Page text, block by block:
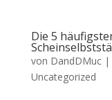
Die 5
von DandDMuc|
Uncategorized